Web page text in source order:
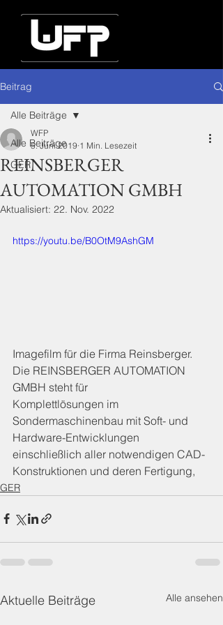
Beitrag
Alle Beiträge
GER
Alle Beiträge
REINSBERGER
AUTOMATION GMBH
WFP
5. Juni 2019 1 Min. Lesezeit
Aktualisiert: 22. Nov. 2022
https://youtu.be/B0OtM9AshGM
Imagefilm für die Firma Reinsberger.
Die REINSBERGER AUTOMATION
GMBH steht für
Komplettlösungen im
Sondermaschinenbau mit Soft- und
Hardware-Entwicklungen
einschließlich aller notwendigen CAD-
Konstruktionen und deren Fertigung,
GER
Aktuelle Beiträge Alle ansehen